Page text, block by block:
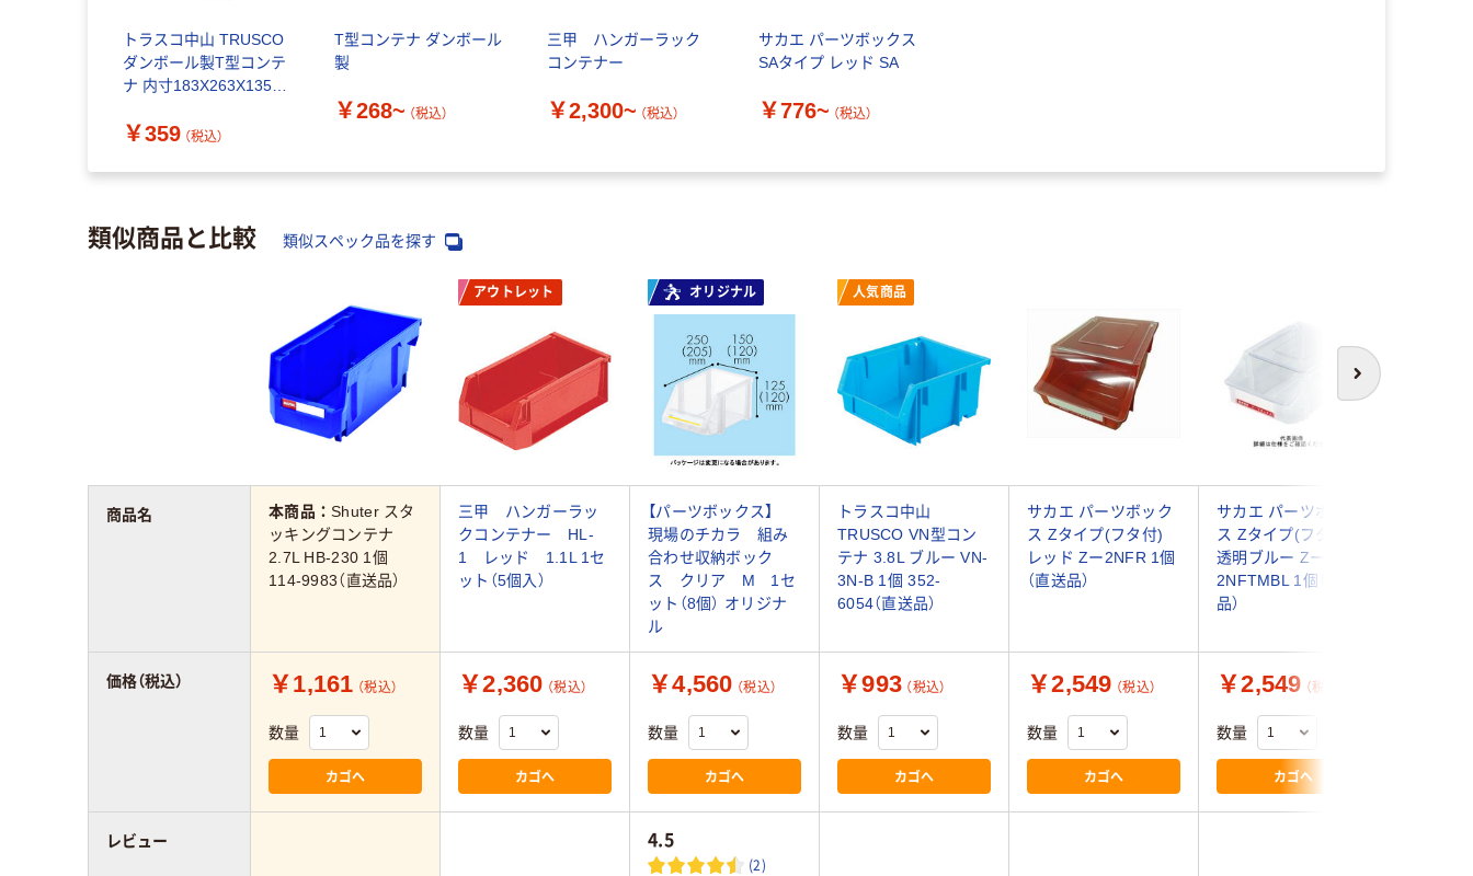
トラスコ中山 TRUSCO
ダンボール製T型コンテ
ナ 内寸183X263X135
送品）
￥359 （税込）
T型コンテナ ダンボール
製
￥268~ （税込）
三甲 ハンガーラック
コンテナー
￥2,300~ （税込）
サカエ パーツボックス
SAタイプ レッド SA
￥776~ （税込）
類似商品と比較 類似スペック品を探す
次へ
アウトレット オリジナル 人気商品
本商品：Shuter スタ
ッキングコンテナ
2.7L HB-230 1個
114-9983（直送品）
三甲 ハンガーラッ
クコンテナー HL-
1 レッド 1.1L 1セ
ット（5個入）
【パーツボックス】
現場のチカラ 組み
合わせ収納ボック
ス クリア M 1セ
ット（8個） オリジナ
ル
トラスコ中山
TRUSCO VN型コン
テナ 3.8L ブルー VN-
3N-B 1個 352-
6054（直送品）
サカエ パーツボック
ス Zタイプ(フタ付)
レッド Zー2NFR 1個
（直送品）
サカエ パーツボック
ス Zタイプ(フタ付)
透明ブルー Zー
2NFTMBL 1個（直送
品）
￥1,161 （税込）
数量
カゴへ
￥2,360 （税込）
数量
カゴへ
￥4,560 （税込）
数量
カゴへ
￥993 （税込）
数量
カゴへ
￥2,549 （税込）
数量
カゴへ
￥2,549 （税込）
数量
カゴへ
4.5
(2)
商品名
価格（税込）
レビュー